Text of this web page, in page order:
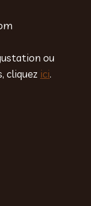
ou
cliquez ici.